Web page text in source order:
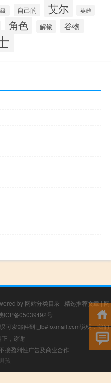
自己的 艾尔 英雄
角色 解锁 谷物
by 网站分类目录 | 精选推荐文章|网
ICP备05039492号
可发邮件到f_fb#foxmail.com说明，我们
正，谢谢
接盈利性广告及商业合作
孩